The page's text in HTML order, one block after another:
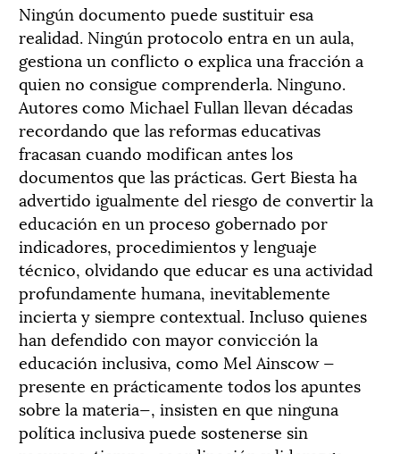
Ningún documento puede sustituir esa
realidad. Ningún protocolo entra en un aula,
gestiona un conflicto o explica una fracción a
quien no consigue comprenderla. Ninguno.
Autores como Michael Fullan llevan décadas
recordando que las reformas educativas
fracasan cuando modifican antes los
documentos que las prácticas. Gert Biesta ha
advertido igualmente del riesgo de convertir la
educación en un proceso gobernado por
indicadores, procedimientos y lenguaje
técnico, olvidando que educar es una actividad
profundamente humana, inevitablemente
incierta y siempre contextual. Incluso quienes
han defendido con mayor convicción la
educación inclusiva, como Mel Ainscow —
presente en prácticamente todos los apuntes
sobre la materia—, insisten en que ninguna
política inclusiva puede sostenerse sin